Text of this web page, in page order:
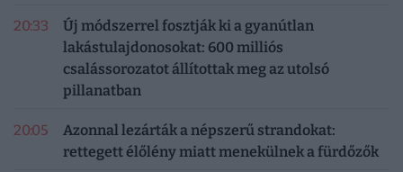
20:33
Új módszerrel fosztják ki a gyanútlan
lakástulajdonosokat: 600 milliós
csalássorozatot állítottak meg az utolsó
pillanatban
20:05
Azonnal lezárták a népszerű strandokat:
rettegett élőlény miatt menekülnek a fürdőzők